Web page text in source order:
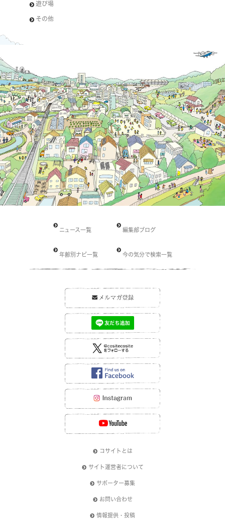
遊び場
その他
ニュース一覧 編集部ブログ
年齢別ナビ一覧 今の気分で検索一覧
コサイトとは
サイト運営者について
サポーター募集
お問い合わせ
情報提供・投稿